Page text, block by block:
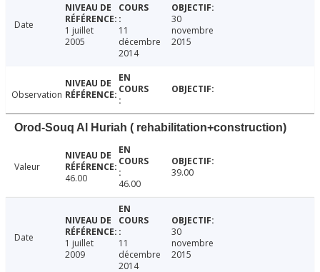
Date
1 juillet
2005
11
décembre
2014
30
novembre
2015
Observation
Orod-Souq Al Huriah ( rehabilitation+construction)
Valeur
46.00
46.00
39.00
Date
1 juillet
2009
11
décembre
2014
30
novembre
2015